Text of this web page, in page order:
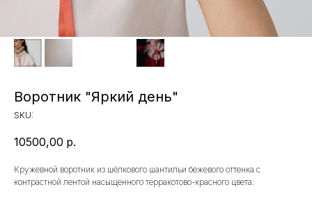
Воротник "Яркий день"
SKU:
10500,00 р.
Кружевной воротник из шёлкового шантильи бежевого оттенка с
контрастной лентой насыщенного терракотово-красного цвета.